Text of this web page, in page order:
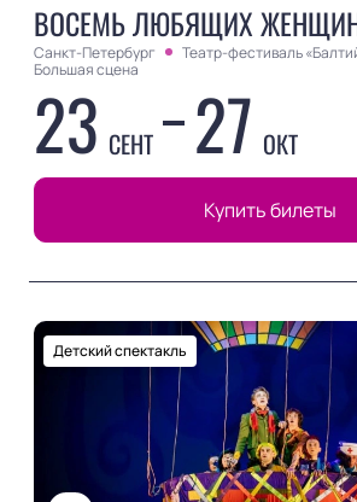
ВОСЕМЬ ЛЮБЯЩИХ
Санкт-Петербург
Театр-фестиваль
Большая сцена
23 СЕНТ 27 ОКТ
Купить билеты
Детский спектакль